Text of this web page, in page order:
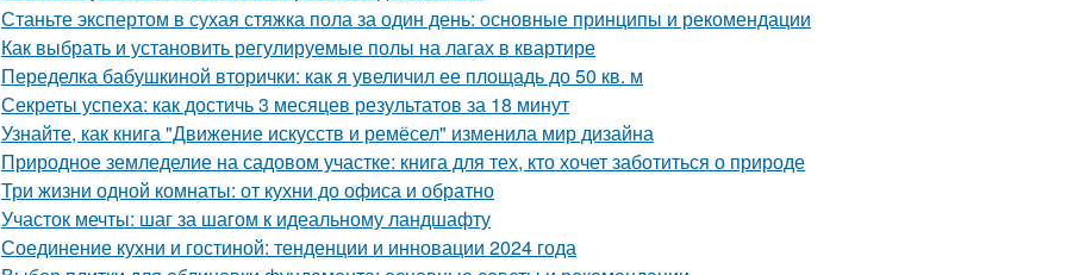
Станьте экспертом в сухая стяжка пола за один день: основные принципы и рекомендации
Как выбрать и установить регулируемые полы на лагах в квартире
Переделка бабушкиной вторички: как я увеличил ее площадь до 50 кв. м
Секреты успеха: как достичь 3 месяцев результатов за 18 минут
Узнайте, как книга "Движение искусств и ремёсел" изменила мир дизайна
Природное земледелие на садовом участке: книга для тех, кто хочет заботиться о природе
Три жизни одной комнаты: от кухни до офиса и обратно
Участок мечты: шаг за шагом к идеальному ландшафту
Соединение кухни и гостиной: тенденции и инновации 2024 года